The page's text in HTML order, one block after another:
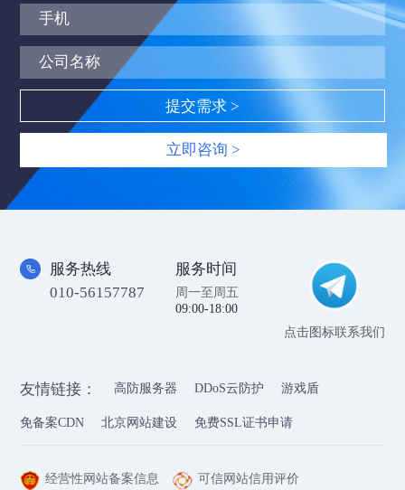
立即咨询 >
服务热线
010-56157787
服务时间
周一至周五
09:00-18:00
点击图标联系我们
友情链接： 高防服务器 DDoS云防护 游戏盾
免备案CDN 北京网站建设 免费SSL证书申请
经营性网站备案信息 可信网站信用评价